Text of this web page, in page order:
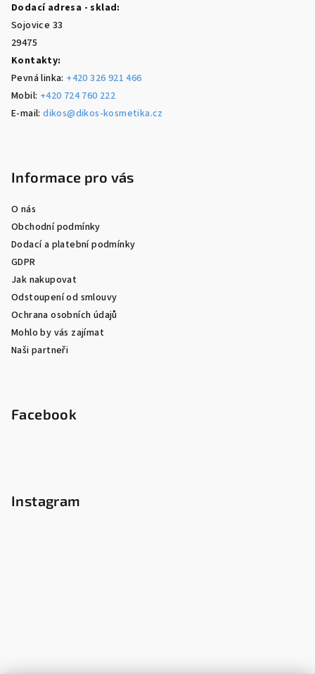
Dodací adresa - sklad:
Sojovice 33
29475
Kontakty:
Pevná linka: +420 326 921 466
Mobil: +420 724 760 222
E-mail:dikos@dikos-kosmetika.cz
Informace pro vás
O nás
Obchodní podmínky
Dodací a platební podmínky
GDPR
Jak nakupovat
Odstoupení od smlouvy
Ochrana osobních údajů
Mohlo by vás zajímat
Naši partneři
Facebook
Instagram